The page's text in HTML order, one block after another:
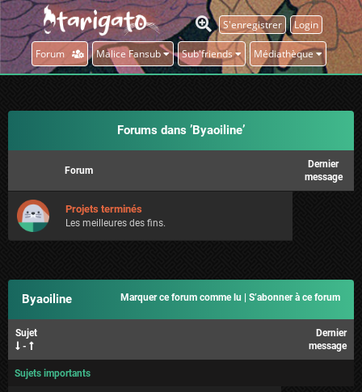
S'enregistrer Login
Forum Malice Fansub Sub'friends Médiathèque
Forums dans ’Byaoiline’
Forum
Dernier
message
Projets terminés
Les meilleures des fins.
Marquer ce forum comme lu S’abonner à ce forum
Byaoiline
Sujet
-
Dernier
message
Sujets importants